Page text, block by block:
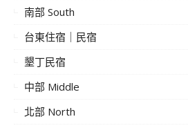
南部 South
台東住宿｜民宿
墾丁民宿
中部 Middle
北部 North